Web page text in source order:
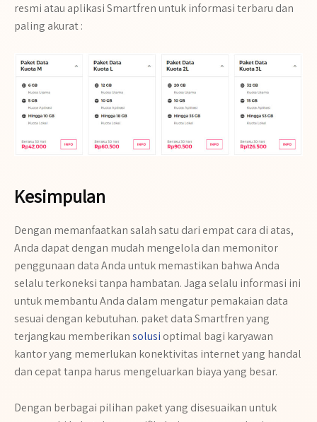
resmi atau aplikasi Smartfren untuk informasi terbaru dan
paling akurat :
Kesimpulan
Dengan memanfaatkan salah satu dari empat cara di atas,
Anda dapat dengan mudah mengelola dan memonitor
penggunaan data Anda untuk memastikan bahwa Anda
selalu terkoneksi tanpa hambatan. Jaga selalu informasi ini
untuk membantu Anda dalam mengatur pemakaian data
sesuai dengan kebutuhan. paket data Smartfren yang
terjangkau memberikansolusi optimal bagi karyawan
kantor yang memerlukan konektivitas internet yang handal
dan cepat tanpa harus mengeluarkan biaya yang besar.
Dengan berbagai pilihan paket yang disesuaikan untuk